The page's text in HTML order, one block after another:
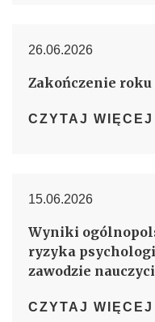
26.06.2026
Zakończenie
CZYTAJ WIĘCEJ
15.06.2026
Wyniki
ryzyka
zawodzie
CZYTAJ WIĘCEJ